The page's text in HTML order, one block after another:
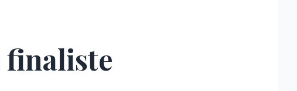
finaliste